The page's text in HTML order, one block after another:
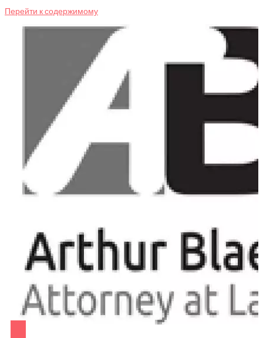
Перейти к содержимому